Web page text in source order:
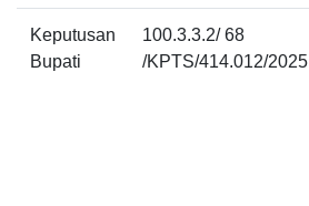
Keputusan
Bupati
100.3.3.2/ 68
/KPTS/414.012/2025